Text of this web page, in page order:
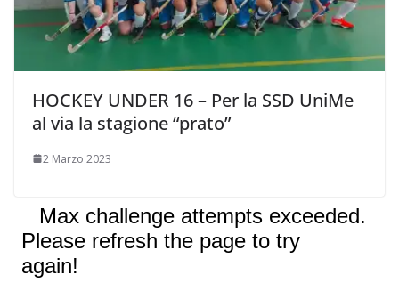
HOCKEY UNDER 16 – Per la SSD UniMe
al via la stagione “prato”
2 Marzo 2023